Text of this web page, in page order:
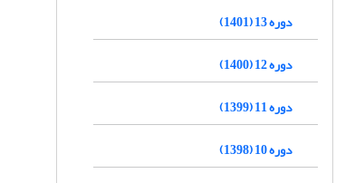
دوره 13 (1401)
دوره 12 (1400)
دوره 11 (1399)
دوره 10 (1398)